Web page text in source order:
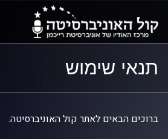
התפריט
הראשי
התוכן
הראשי
תנאי שימוש
ברוכים הבאים לאתר קול האוניברסיטה.